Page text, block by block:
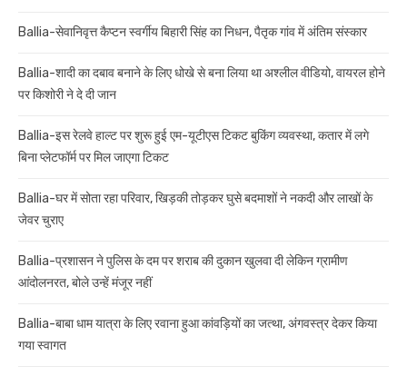
Ballia-सेवानिवृत्त कैप्टन स्वर्गीय बिहारी सिंह का निधन, पैतृक गांव में अंतिम संस्कार
Ballia-शादी का दबाव बनाने के लिए धोखे से बना लिया था अश्लील वीडियो, वायरल होने
पर किशोरी ने दे दी जान
Ballia-इस रेलवे हाल्ट पर शुरू हुई एम-यूटीएस टिकट बुकिंग व्यवस्था, कतार में लगे
बिना प्लेटफॉर्म पर मिल जाएगा टिकट
Ballia-घर में सोता रहा परिवार, खिड़की तोड़कर घुसे बदमाशों ने नकदी और लाखों के
जेवर चुराए
Ballia-प्रशासन ने पुलिस के दम पर शराब की दुकान खुलवा दी लेकिन ग्रामीण
आंदोलनरत, बोले उन्हें मंजूर नहीं
Ballia-बाबा धाम यात्रा के लिए रवाना हुआ कांवड़ियों का जत्था, अंगवस्त्र देकर किया
गया स्वागत